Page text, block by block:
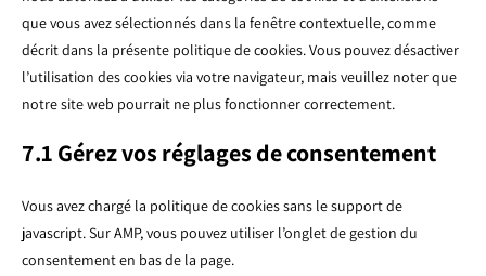
que vous avez sélectionnés dans la fenêtre contextuelle, comme
décrit dans la présente politique de cookies. Vous pouvez désactiver
l’utilisation des cookies via votre navigateur, mais veuillez noter que
notre site web pourrait ne plus fonctionner correctement.
7.1 Gérez vos réglages de consentement
Vous avez chargé la politique de cookies sans le support de
javascript. Sur AMP, vous pouvez utiliser l’onglet de gestion du
consentement en bas de la page.